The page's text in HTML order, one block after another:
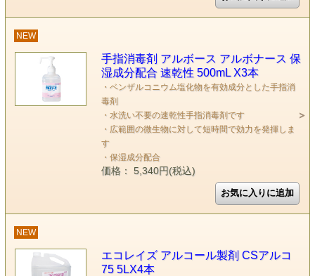
NEW
手指消毒剤 アルボース アルボナース 保
湿成分配合 速乾性 500mL X3本
・ベンザルコニウム塩化物を有効成分とした手指消
毒剤
・水洗い不要の速乾性手指消毒剤です
・広範囲の微生物に対して短時間で効力を発揮しま
す
・保湿成分配合
価格： 5,340円(税込)
NEW
エコレイズ アルコール製剤 CSアルコ
75 5LX4本